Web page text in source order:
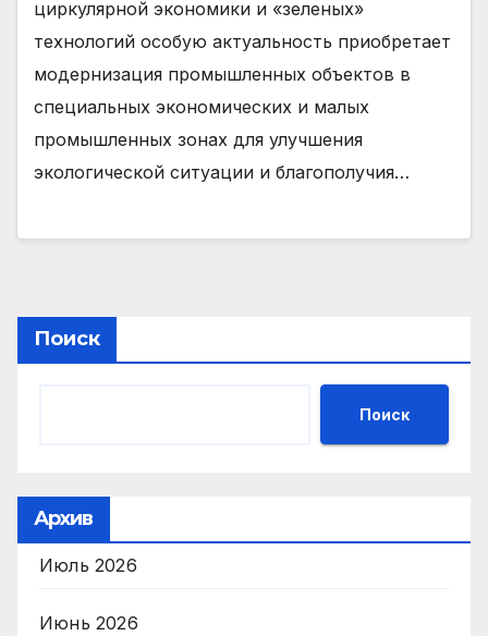
циркулярной экономики и «зеленых»
технологий особую актуальность приобретает
модернизация промышленных объектов в
специальных экономических и малых
промышленных зонах для улучшения
экологической ситуации и благополучия…
Поиск
Поиск
Архив
Июль 2026
Июнь 2026